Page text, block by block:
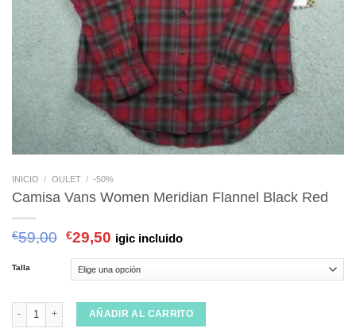
INICIO / OULET / -50%
Camisa Vans Women Meridian Flannel Black Red
€59,00 €29,50 igic incluido
Talla
Camisa Vans Women Meridian Flannel Black Red cantidad
AÑADIR AL CARRITO